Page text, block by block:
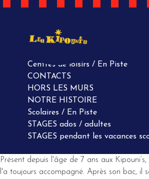
ACTUALITÉS
AGENDA
Centres de loisirs / En Piste
CONTACTS
HORS LES MURS
NOTRE HISTOIRE
Scolaires / En Piste
STAGES ados / adultes
STAGES pendant les vacances
Présent depuis l'âge de 7 ans aux
l'a toujours accompagné. Après son bac, il